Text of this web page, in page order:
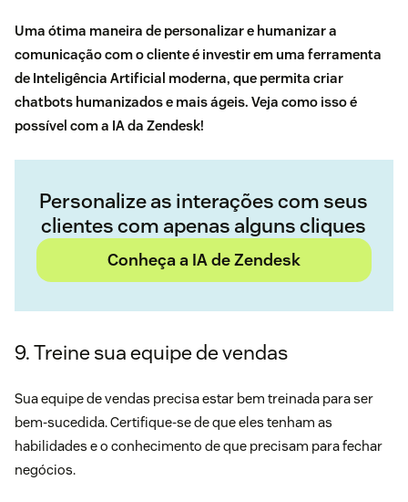
Uma ótima maneira de personalizar e humanizar a
comunicação com o cliente é investir em uma ferramenta
de Inteligência Artificial moderna, que permita criar
chatbots humanizados e mais ágeis. Veja como isso é
possível com a IA da Zendesk!
Personalize as interações com seus
clientes com apenas alguns cliques
Conheça a IA de Zendesk
9. Treine sua equipe de vendas
Sua equipe de vendas precisa estar bem treinada para ser
bem-sucedida. Certifique-se de que eles tenham as
habilidades e o conhecimento de que precisam para fechar
negócios.